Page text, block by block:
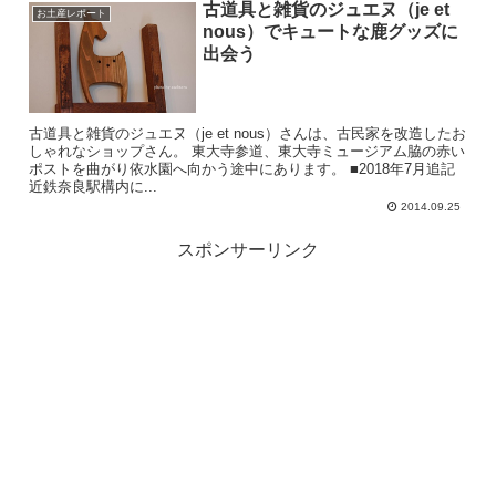
お土産レポート
古道具と雑貨のジュエヌ（je et
nous）でキュートな鹿グッズに
出会う
古道具と雑貨のジュエヌ（je et nous）さんは、古民家を改造したお
しゃれなショップさん。 東大寺参道、東大寺ミュージアム脇の赤い
ポストを曲がり依水園へ向かう途中にあります。 ■2018年7月追記
近鉄奈良駅構内に...
2014.09.25
スポンサーリンク